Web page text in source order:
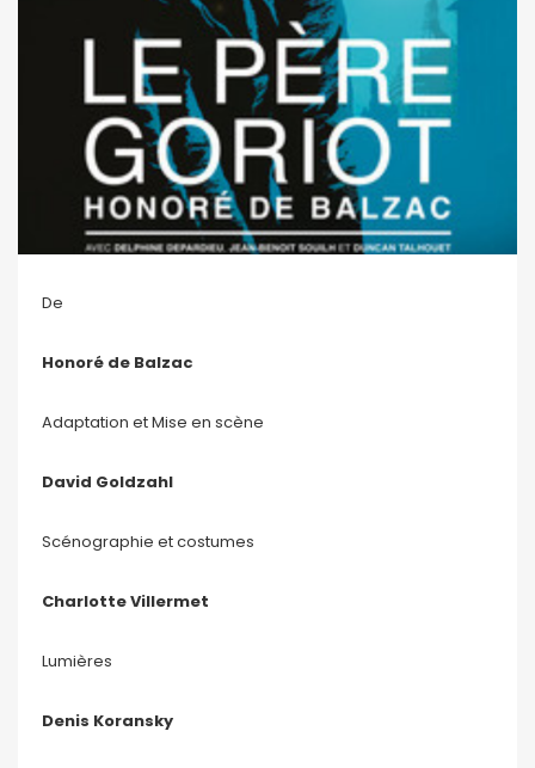
De
Honoré de Balzac
Adaptation et Mise en scène
David Goldzahl
Scénographie et costumes
Charlotte Villermet
Lumières
Denis Koransky